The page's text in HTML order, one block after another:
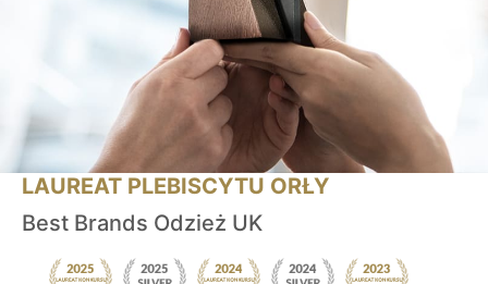
LAUREAT PLEBISCYTU ORŁY
Best Brands Odzież UK